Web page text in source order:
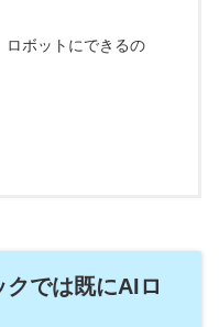
ロボットにできるの
クでは既にAIロ